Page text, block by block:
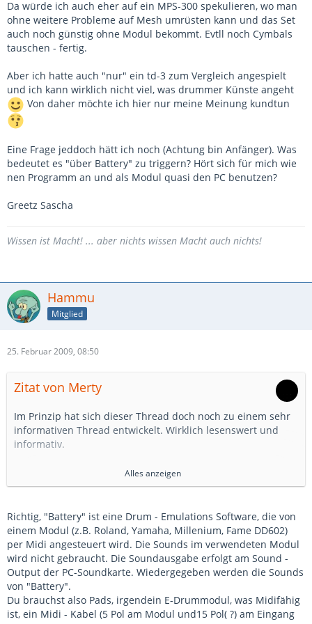
Da würde ich auch eher auf ein MPS-300 spekulieren, wo man
ohne weitere Probleme auf Mesh umrüsten kann und das Set
auch noch günstig ohne Modul bekommt. Evtll noch Cymbals
tauschen - fertig.
Aber ich hatte auch "nur" ein td-3 zum Vergleich angespielt
und ich kann wirklich nicht viel, was drummer Künste angeht
Von daher möchte ich hier nur meine Meinung kundtun
Eine Frage jeddoch hätt ich noch (Achtung bin Anfänger). Was
bedeutet es "über Battery" zu triggern? Hört sich für mich wie
nen Programm an und als Modul quasi den PC benutzen?
Greetz Sascha
Wissen ist Macht! ... aber nichts wissen Macht auch nichts!
Hammu
Mitglied
25. Februar 2009, 08:50
Zitat von Merty
Im Prinzip hat sich dieser Thread doch noch zu einem sehr
informativen Thread entwickelt. Wirklich lesenswert und
informativ.
Wenn wir vom MPS-400 ausgehen. Da mögen einige Recht
haben. Der Umbau-aufwand für ein knapp ~ 400€ Set finde
viel kann (soviel habe ich nun gelernt
)
Da würde ich auch eher auf ein MPS-300 spekulieren, wo
man ohne weitere Probleme auf Mesh umrüsten kann und
das Set auch noch günstig ohne Modul bekommt. Evtll noch
Cymbals tauschen - fertig.
Aber ich hatte auch "nur" ein td-3 zum Vergleich angespielt
Alles anzeigen
Richtig, "Battery" ist eine Drum - Emulations Software, die von
einem Modul (z.B. Roland, Yamaha, Millenium, Fame DD602)
per Midi angesteuert wird. Die Sounds im verwendeten Modul
wird nicht gebraucht. Die Soundausgabe erfolgt am Sound -
Output der PC-Soundkarte. Wiedergegeben werden die Sounds
von "Battery".
Du brauchst also Pads, irgendein E-Drummodul, was Midifähig
ist, ein Midi - Kabel (5 Pol am Modul und15 Pol( ?) am Eingang